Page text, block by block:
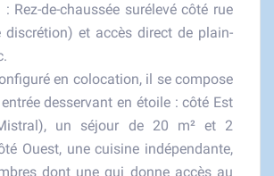
Rez-de-chaussée surélevé côté rue
discrétion) et accès direct de plain-
en colocation, il se compose
desservant en étoile : côté Est
un séjour de 20 m² et 2
Ouest, une cuisine indépendante,
dont une qui donne accès au